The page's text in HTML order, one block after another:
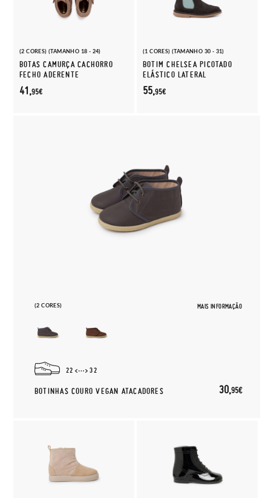
(2 CORES) (TAMANHO 18 - 24)
BOTAS CAMURÇA CACHORRO
FECHO ADERENTE
41,95€
(1 CORES) (TAMANHO 30 - 31)
BOTIM CHELSEA PICOTADO
ELÁSTICO LATERAL
55,95€
(2 CORES) MAIS INFORMAÇÃO
22 32
BOTINHAS COURO VEGAN ATACADORES 30,95€